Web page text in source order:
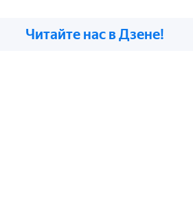
Читайте нас в Дзене!